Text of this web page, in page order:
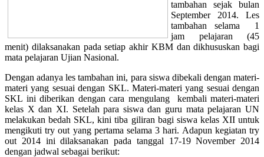
tambahan sejak bulan
September 2014. Les
tambahan selama 1
jam pelajaran (45
menit) dilaksanakan pada setiap akhir KBM dan dikhususkan bagi
mata pelajaran Ujian Nasional.
Dengan adanya les tambahan ini, para siswa dibekali dengan materi-
materi yang sesuai dengan SKL. Materi-materi yang sesuai dengan
SKL ini diberikan dengan cara mengulang kembali materi-materi
kelas X dan XI. Setelah para siswa dan guru mata pelajaran UN
melakukan bedah SKL, kini tiba giliran bagi siswa kelas XII untuk
mengikuti try out yang pertama selama 3 hari. Adapun kegiatan try
out 2014 ini dilaksanakan pada tanggal 17-19 November 2014
dengan jadwal sebagai berikut: